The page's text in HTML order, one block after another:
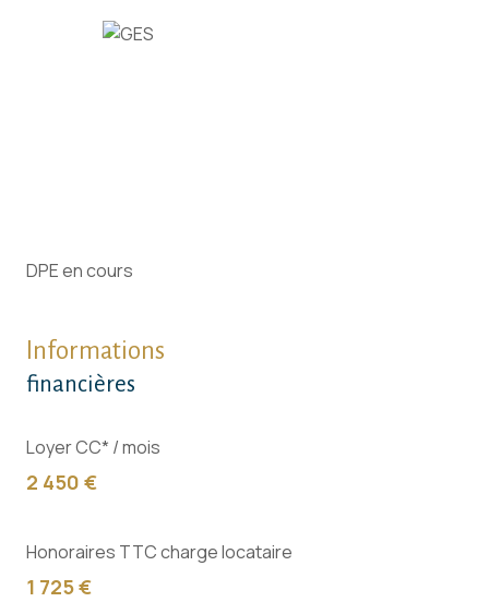
DPE en cours
Informations
financières
Loyer CC* / mois
2 450 €
Honoraires TTC charge locataire
1 725 €